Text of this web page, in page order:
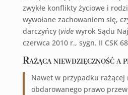
zwykłe konflikty życiowe i
wywołane zachowaniem się,
darczyńcy (vide wyrok Sądu
czerwca 2010 r., sygn. II CSK
Rażąca niewdzięczność a
Nawet w przypadku rażącej
obdarowanego prawo